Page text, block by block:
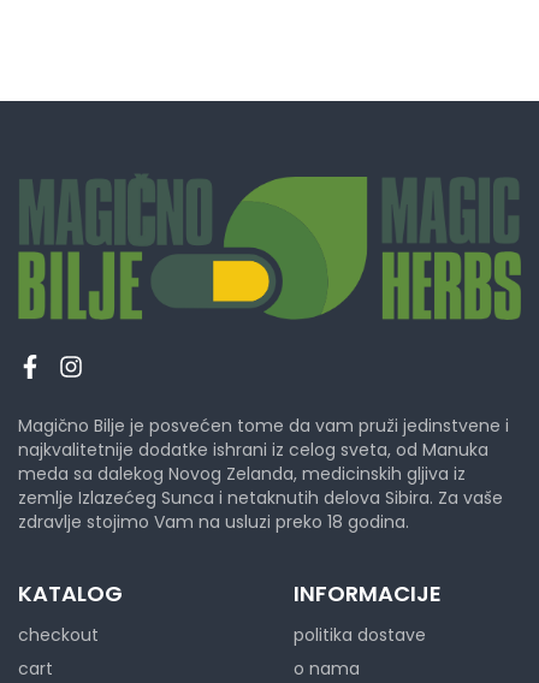
Magično Bilje je posvećen tome da vam pruži jedinstvene i
najkvalitetnije dodatke ishrani iz celog sveta, od Manuka
meda sa dalekog Novog Zelanda, medicinskih gljiva iz
zemlje Izlazećeg Sunca i netaknutih delova Sibira. Za vaše
zdravlje stojimo Vam na usluzi preko 18 godina.
KATALOG
checkout
cart
INFORMACIJE
politika dostave
o nama